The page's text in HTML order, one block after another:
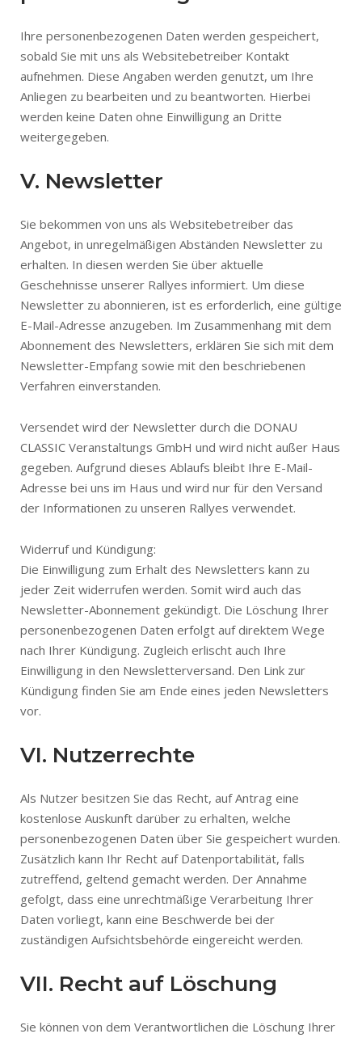
Ihre personenbezogenen Daten werden gespeichert,
sobald Sie mit uns als Websitebetreiber Kontakt
aufnehmen. Diese Angaben werden genutzt, um Ihre
Anliegen zu bearbeiten und zu beantworten. Hierbei
werden keine Daten ohne Einwilligung an Dritte
weitergegeben.
V. Newsletter
Sie bekommen von uns als Websitebetreiber das
Angebot, in unregelmäßigen Abständen Newsletter zu
erhalten. In diesen werden Sie über aktuelle
Geschehnisse unserer Rallyes informiert. Um diese
Newsletter zu abonnieren, ist es erforderlich, eine gültige
E-Mail-Adresse anzugeben. Im Zusammenhang mit dem
Abonnement des Newsletters, erklären Sie sich mit dem
Newsletter-Empfang sowie mit den beschriebenen
Verfahren einverstanden.
Versendet wird der Newsletter durch die DONAU
CLASSIC Veranstaltungs GmbH und wird nicht außer Haus
gegeben. Aufgrund dieses Ablaufs bleibt Ihre E-Mail-
Adresse bei uns im Haus und wird nur für den Versand
der Informationen zu unseren Rallyes verwendet.
Widerruf und Kündigung:
Die Einwilligung zum Erhalt des Newsletters kann zu
jeder Zeit widerrufen werden. Somit wird auch das
Newsletter-Abonnement gekündigt. Die Löschung Ihrer
personenbezogenen Daten erfolgt auf direktem Wege
nach Ihrer Kündigung. Zugleich erlischt auch Ihre
Einwilligung in den Newsletterversand. Den Link zur
Kündigung finden Sie am Ende eines jeden Newsletters
vor.
VI. Nutzerrechte
Als Nutzer besitzen Sie das Recht, auf Antrag eine
kostenlose Auskunft darüber zu erhalten, welche
personenbezogenen Daten über Sie gespeichert wurden.
Zusätzlich kann Ihr Recht auf Datenportabilität, falls
zutreffend, geltend gemacht werden. Der Annahme
gefolgt, dass eine unrechtmäßige Verarbeitung Ihrer
Daten vorliegt, kann eine Beschwerde bei der
zuständigen Aufsichtsbehörde eingereicht werden.
VII. Recht auf Löschung
Sie können von dem Verantwortlichen die Löschung Ihrer